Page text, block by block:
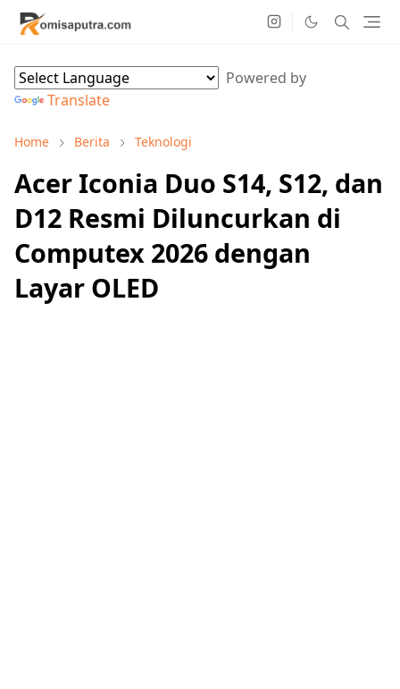
Powered by
Translate
Home Berita Teknologi
Acer Iconia Duo S14, S12, dan
D12 Resmi Diluncurkan di
Computex 2026 dengan
Layar OLED